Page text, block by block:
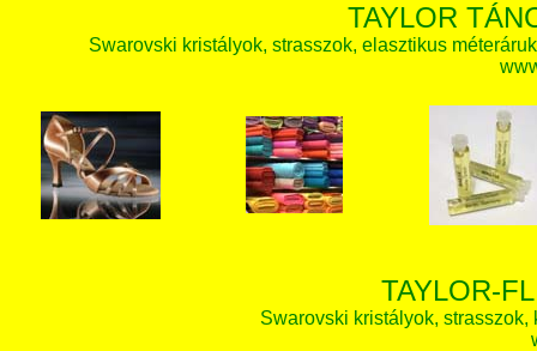
TAYLOR
Swarovski kristályok, strasszok, elasztikus
TAYLOR-
Swarovski kristályok,